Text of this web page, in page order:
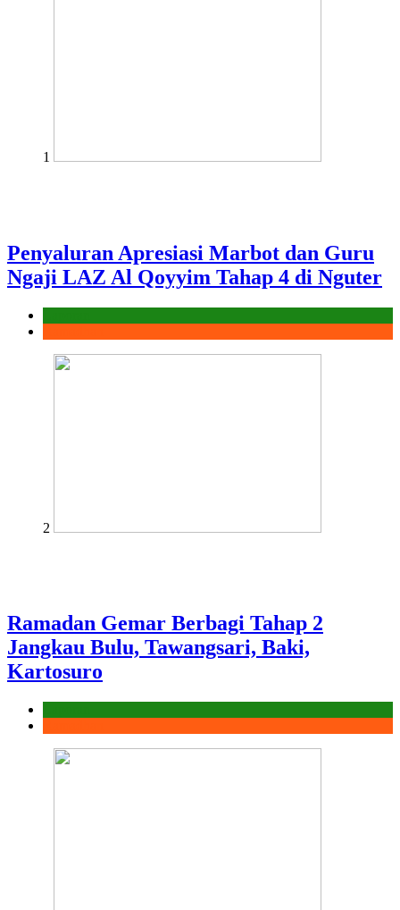
1
Penyaluran Apresiasi Marbot dan Guru
Ngaji LAZ Al Qoyyim Tahap 4 di Nguter
2
Ramadan Gemar Berbagi Tahap 2
Jangkau Bulu, Tawangsari, Baki,
Kartosuro